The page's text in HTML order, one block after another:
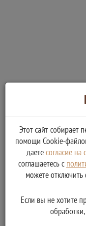
Контактные лица
Этот сайт собирает
помощи Cookie-
даетесогласие
соглашаетесь с
можете
Если вы не хотите